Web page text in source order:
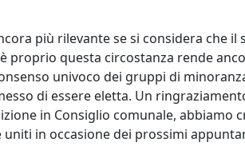
più rilevante se si considera che il
questa circostanza rende
univoco dei gruppi di
di essere eletta. Un
in Consiglio comunale, abbiamo
in occasione dei prossimi